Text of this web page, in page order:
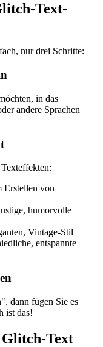
Text-
nur drei Schritte:
in das
andere Sprachen
Erstellen von
humorvolle
Vintage-Stil
entspannte
dann fügen Sie es
ist das!
Glitch-Text